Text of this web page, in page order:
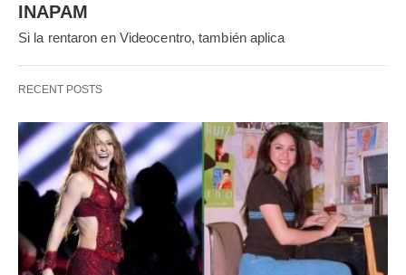
INAPAM
Si la rentaron en Videocentro, también aplica
RECENT POSTS